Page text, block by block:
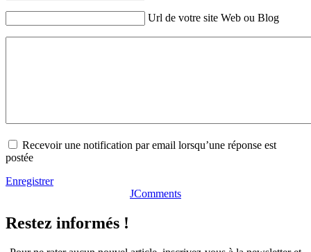
Url de votre site Web ou Blog
Recevoir une notification par email lorsqu’une réponse est
postée
Enregistrer
JComments
Restez informés !